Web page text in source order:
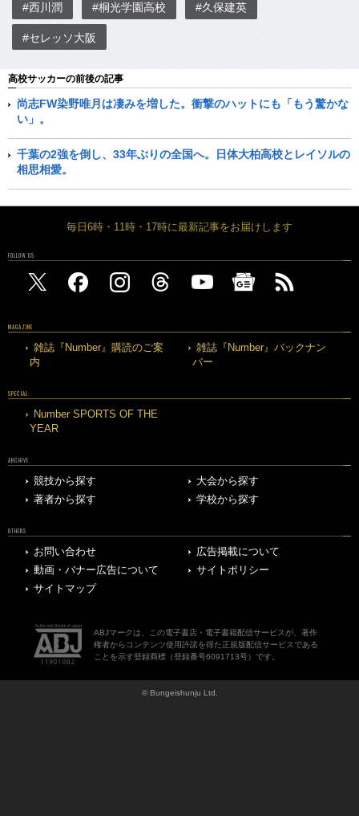
#西川潤 #桐光学園高校 #久保建英
#セレッソ大阪
高校サッカーの前後の記事
尚志FW染野唯月は凄みを増した。衝撃のハットにも「もう驚かな
い」。
千葉の2強を倒し、33年ぶりの全国へ。日体大柏高校とレイソルの
相思相愛。
毎日6時・11時・17時に最新記事をお届けします
FOLLOW US
MAGAZINE
雑誌『Number』購読のご案
内
雑誌『Number』バックナン
バー
SPECIAL
Number SPORTS OF THE
YEAR
ARCHIVE
競技から探す
大会から探す
著者から探す
学校から探す
OTHERS
お問い合わせ
広告掲載について
動画・バナー広告について
サイトポリシー
サイトマップ
ABJマークは、この電子書店・電子書籍配信サービスが、著作
権者からコンテンツ使用許諾を得た正規版配信サービスである
ことを示す登録商標（登録番号6091713号）です。
© Bungeishunju Ltd.